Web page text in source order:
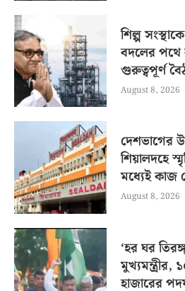
শিল্প
বদলের পথে
গুরুত্বপূর্ণ
August 8, 2026
দেশভাগের
শিয়ালদহে
মধ্যেই কাজ
August 8, 2026
‘হর ঘর
হাজারের